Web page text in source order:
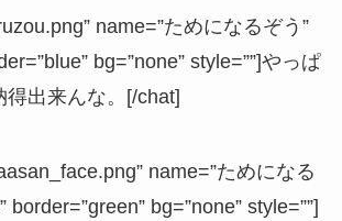
name=”ためになるぞう”
bg=”none” style=””]やっぱ
得出来んな。[/chat]
name=”ためになる
border=”green” bg=”none” style=””]